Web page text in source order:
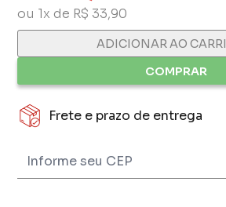
ou 1x de R$ 33,90
ADICIONAR AO
COMPRAR
Frete e prazo de entrega